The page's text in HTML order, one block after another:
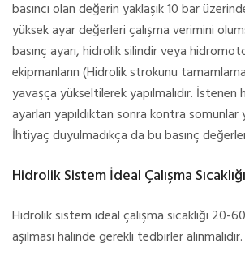
basıncı olan değerin yaklaşık 10 bar
yüksek ayar değerleri çalışma verimini
basınç ayarı, hidrolik silindir veya
ekipmanların (Hidrolik strokunu
yavaşça yükseltilerek yapılmalıdır. İstenen
ayarları yapıldıktan sonra kontra somunlar
İhtiyaç duyulmadıkça da bu basınç
Hidrolik Sistem İdeal Çalışma
Hidrolik sistem ideal çalışma sıcaklığı 20-
aşılması halinde gerekli tedbirler alınmalıdır.